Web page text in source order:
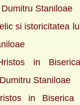
Staniloae
si istoricitatea
in
Staniloae
in